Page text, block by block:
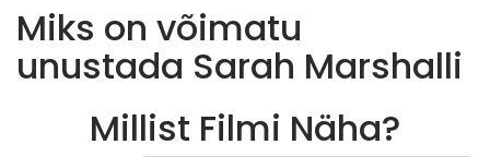
Miks on võimatu
unustada Sarah Marshalli
Millist Filmi Näha?